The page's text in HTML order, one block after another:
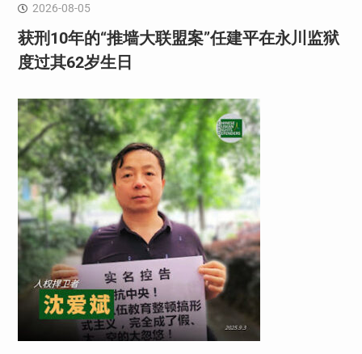
2026-08-05
获刑10年的“推墙大联盟案”任建平在永川监狱
度过其62岁生日